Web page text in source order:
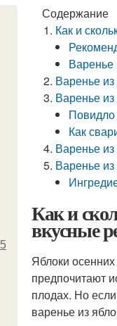
Содержание
Как и
Варенье
Варенье
Варенье
Повидло
Как
Варенье
Варенье
Как и
вкусные
Яблоки
предпочитают
плодах. Но
варенье из